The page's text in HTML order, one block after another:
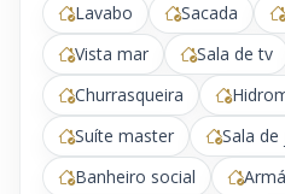
Lavabo Sacada
Vista mar
Sala de tv
Churrasqueira
Suíte master
Sala
Banheiro social